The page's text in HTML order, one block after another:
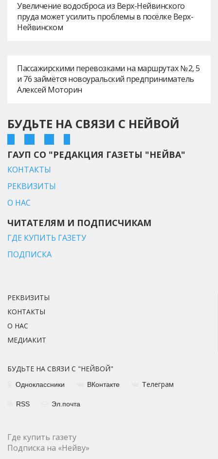
Увеличение водосброса из Верх-Нейвинского
пруда может усилить проблемы в посёлке Верх-
Нейвинском
Пассажирскими перевозками на маршрутах № 2, 5
и 76 займётся новоуральский предприниматель
Алексей Моторин
БУДЬТЕ НА СВЯЗИ С НЕЙВОЙ
ГАУП СО "РЕДАКЦИЯ ГАЗЕТЫ "НЕЙВА"
КОНТАКТЫ
РЕКВИЗИТЫ
О НАС
ЧИТАТЕЛЯМ И ПОДПИСЧИКАМ
ГДЕ КУПИТЬ ГАЗЕТУ
ПОДПИСКА
РЕКВИЗИТЫ
КОНТАКТЫ
О НАС
МЕДИАКИТ
БУДЬТЕ НА СВЯЗИ С "НЕЙВОЙ"
Одноклассники ВКонтакте Телеграм
RSS Эл.почта
Где купить газету
Подписка на «Нейву»